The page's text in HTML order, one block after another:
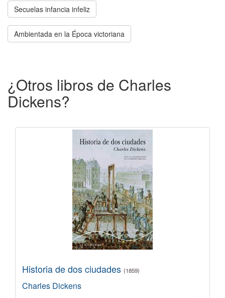
Secuelas infancia infeliz
Ambientada en la Época victoriana
¿Otros libros de Charles
Dickens?
Historia de dos ciudades (1859)
Charles Dickens